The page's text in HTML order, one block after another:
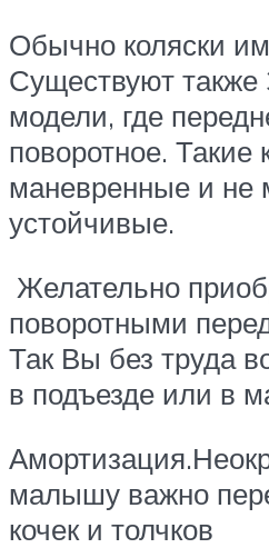
Обычно коляски
Существуют также
модели, где
поворотное. Такие
маневренные и не
устойчивые.
Желательно
поворотными
Так Вы без труда
в подъезде или в
малышу важно
кочек и толчков